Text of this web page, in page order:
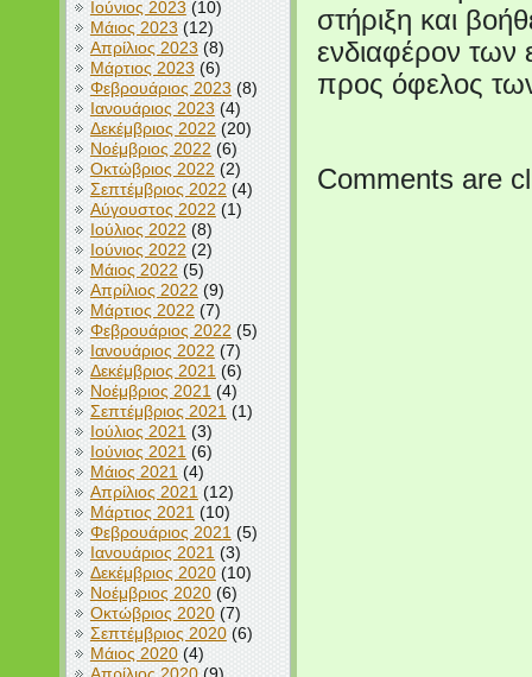
Ιούνιος 2023(10)
Μάιος 2023 (12)
Απρίλιος 2023 (8)
Μάρτιος 2023 (6)
Φεβρουάριος 2023(8)
Ιανουάριος 2023 (4)
Δεκέμβριος 2022 (20)
Νοέμβριος 2022 (6)
Οκτώβριος 2022 (2)
Σεπτέμβριος 2022 (4)
Αύγουστος 2022 (1)
Ιούλιος 2022 (8)
Ιούνιος 2022 (2)
Μάιος 2022 (5)
Απρίλιος 2022 (9)
Μάρτιος 2022 (7)
Φεβρουάριος 2022 (5)
Ιανουάριος 2022 (7)
Δεκέμβριος 2021 (6)
Νοέμβριος 2021 (4)
Σεπτέμβριος 2021 (1)
Ιούλιος 2021 (3)
Ιούνιος 2021 (6)
Μάιος 2021 (4)
Απρίλιος 2021 (12)
Μάρτιος 2021 (10)
Φεβρουάριος 2021 (5)
Ιανουάριος 2021 (3)
Δεκέμβριος 2020(10)
Νοέμβριος 2020(6)
Οκτώβριος 2020(7)
Σεπτέμβριος 2020(6)
Μάιος 2020(4)
στήριξη και
ενδιαφέρον των
προς όφελος
Comments are